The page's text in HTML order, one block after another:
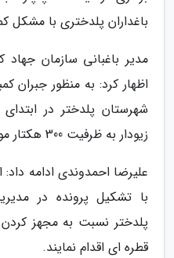
باغداران پلدختری با مشکل
مدیر باغبانی سازمان جهاد
اظهار کرد: به منظور جبران
شهرستان پلدختر در
زیودار به ظرفیت 300 هکتار مورد بهره برداری نهاده شد.
علیرضا احمدوندی ادامه داد:
با تشکیل پرونده در
پلدختر نسبت به مجهز
قطره ای اقدام نمایند.